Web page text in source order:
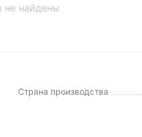
не найдены
Страна производства